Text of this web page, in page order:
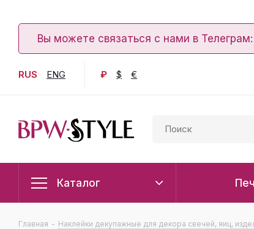
Вы можете связаться с нами в Телеграм:
RUS ENG ₽ $ €
Каталог
Главная - Наклейки декупажные для декора свечей, яиц,